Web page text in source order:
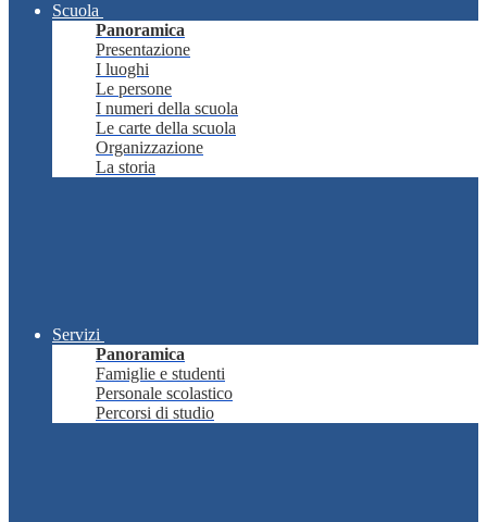
Scuola
Panoramica
Presentazione
I luoghi
Le persone
I numeri della scuola
Le carte della scuola
Organizzazione
La storia
Servizi
Panoramica
Famiglie e studenti
Personale scolastico
Percorsi di studio